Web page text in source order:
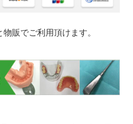
販でご利用頂けます。